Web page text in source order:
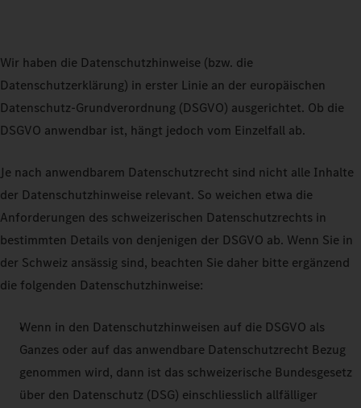
Wir haben die Datenschutzhinweise (bzw. die
Datenschutzerklärung) in erster Linie an der europäischen
Datenschutz-Grundverordnung (DSGVO) ausgerichtet. Ob die
DSGVO anwendbar ist, hängt jedoch vom Einzelfall ab.
Je nach anwendbarem Datenschutzrecht sind nicht alle Inhalte
der Datenschutzhinweise relevant. So weichen etwa die
Anforderungen des schweizerischen Datenschutzrechts in
bestimmten Details von denjenigen der DSGVO ab. Wenn Sie in
der Schweiz ansässig sind, beachten Sie daher bitte ergänzend
die folgenden Datenschutzhinweise:
Wenn in den Datenschutzhinweisen auf die DSGVO als
Ganzes oder auf das anwendbare Datenschutzrecht Bezug
genommen wird, dann ist das schweizerische Bundesgesetz
über den Datenschutz (DSG) einschliesslich allfälliger